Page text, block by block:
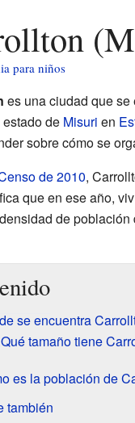
para niños
es una ciudad que se
de Misuri en
sobre cómo se
de 2010,
que en ese año,
de
se encuentra
tamaño tiene
es la población de
también